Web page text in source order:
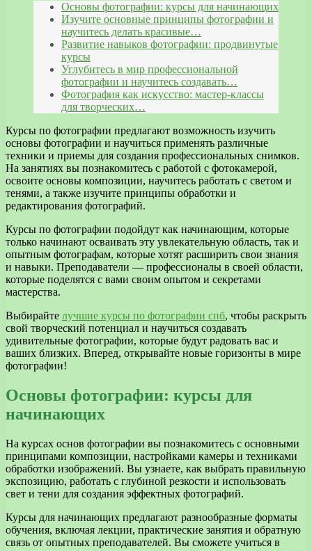
Основы фотографии: курсы для начинающих
Изучите основные принципы фотографии и
научитесь делать красивые…
Развитие навыков фотографии: продвинутые
курсы
Углубитесь в мир профессиональной
фотографии и научитесь создавать…
Фотография как искусство: мастер-классы
для творческих…
Курсы по фотографии предлагают возможность изучить
основы фотографии и научиться применять различные
техники и приемы для создания профессиональных снимков.
На занятиях вы познакомитесь с работой с фотокамерой,
освоите основы композиции, научитесь работать с светом и
тенями, а также изучите принципы обработки и
редактирования фотографий.
Курсы по фотографии подойдут как начинающим, которые
только начинают осваивать эту увлекательную область, так и
опытным фотографам, которые хотят расширить свои знания
и навыки. Преподаватели — профессионалы в своей области,
которые поделятся с вами своим опытом и секретами
мастерства.
Выбирайте лучшие курсы по фотографии спб, чтобы раскрыть
свой творческий потенциал и научиться создавать
удивительные фотографии, которые будут радовать вас и
ваших близких. Вперед, открывайте новые горизонты в мире
фотографии!
Основы фотографии: курсы для
начинающих
На курсах основ фотографии вы познакомитесь с основными
принципами композиции, настройками камеры и техниками
обработки изображений. Вы узнаете, как выбрать правильную
экспозицию, работать с глубиной резкости и использовать
свет и тени для создания эффектных фотографий.
Курсы для начинающих предлагают разнообразные форматы
обучения, включая лекции, практические занятия и обратную
связь от опытных преподавателей. Вы сможете учиться в